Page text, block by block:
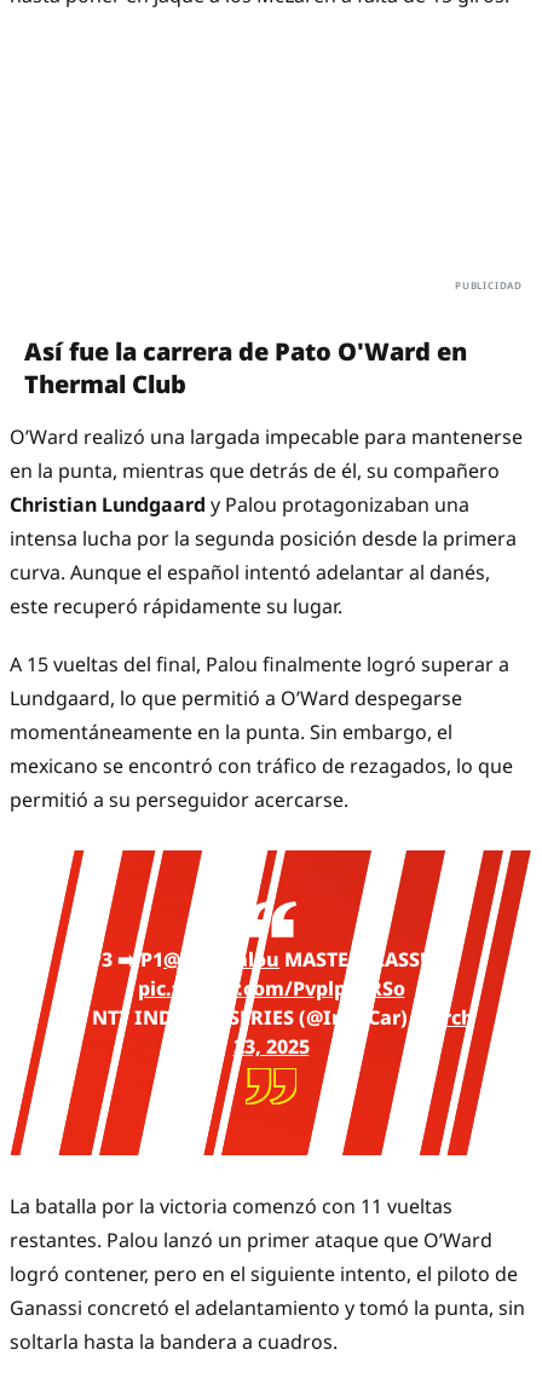
Así fue la carrera de Pato O'Ward en
Thermal Club
O’Ward realizó una largada impecable para mantenerse
en la punta, mientras que detrás de él, su compañero
Christian Lundgaard y Palou protagonizaban una
intensa lucha por la segunda posición desde la primera
curva. Aunque el español intentó adelantar al danés,
este recuperó rápidamente su lugar.
A 15 vueltas del final, Palou finalmente logró superar a
Lundgaard, lo que permitió a O’Ward despegarse
momentáneamente en la punta. Sin embargo, el
mexicano se encontró con tráfico de rezagados, lo que
permitió a su perseguidor acercarse.
P3 ➡️ P1@AlexPalou MASTERCLASS! 🏆
pic.twitter.com/Pvplp4PRSo
— NTT INDYCAR SERIES (@IndyCar) March
23, 2025
La batalla por la victoria comenzó con 11 vueltas
restantes. Palou lanzó un primer ataque que O’Ward
logró contener, pero en el siguiente intento, el piloto de
Ganassi concretó el adelantamiento y tomó la punta, sin
soltarla hasta la bandera a cuadros.